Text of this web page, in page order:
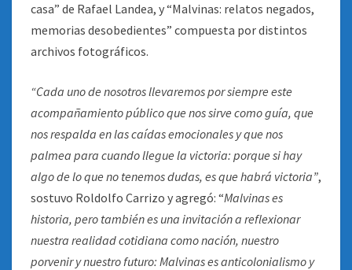
casa” de Rafael Landea, y “Malvinas: relatos negados,
memorias desobedientes” compuesta por distintos
archivos fotográficos.
“Cada uno de nosotros llevaremos por siempre este
acompañamiento público que nos sirve como guía, que
nos respalda en las caídas emocionales y que nos
palmea para cuando llegue la victoria: porque si hay
algo de lo que no tenemos dudas, es que habrá victoria”,
sostuvo Roldolfo Carrizo y agregó: “Malvinas es
historia, pero también es una invitación a reflexionar
nuestra realidad cotidiana como nación, nuestro
porvenir y nuestro futuro: Malvinas es anticolonialismo y